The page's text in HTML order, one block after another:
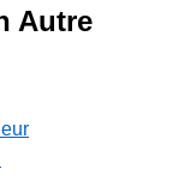
Autre